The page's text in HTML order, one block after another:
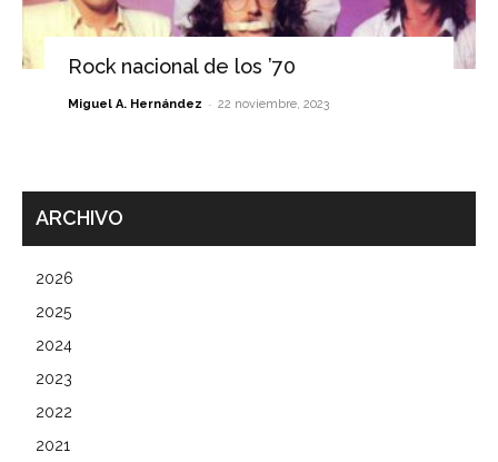
Rock nacional de los ’70
Miguel A. Hernández - 22 noviembre, 2023
ARCHIVO
2026
2025
2024
2023
2022
2021